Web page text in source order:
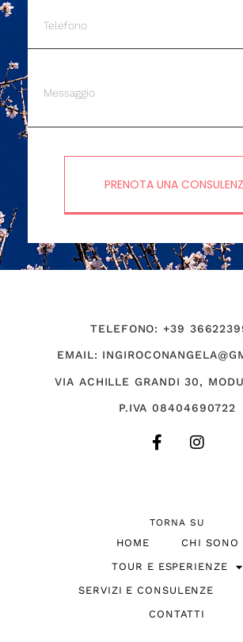
PRENOTA UNA
TELEFONO: +39
EMAIL:
VIA ACHILLE GRANDI 30,
P.IVA 08404690722
TORNA SU
HOME
CHI SONO
TOUR E ESPERIENZE
SERVIZI E CONSULENZE
CONTATTI